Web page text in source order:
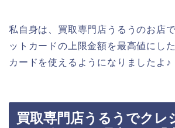
私自身は、買取専門店うるうのお店
ットカードの上限金額を最高値にし
カードを使えるようになりましたよ♪
買取専門店うるうでクレ